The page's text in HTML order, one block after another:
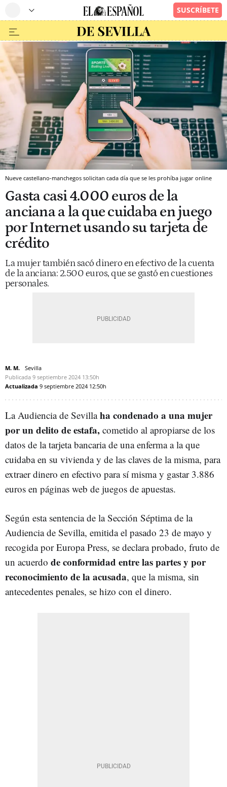
Nueve castellano-manchegos solicitan cada día que se les prohíba jugar online
Gasta casi 4.000 euros de la
anciana a la que cuidaba en juego
por Internet usando su tarjeta de
crédito
La mujer también sacó dinero en efectivo de la cuenta
de la anciana: 2.500 euros, que se gastó en cuestiones
personales.
M. M.
Sevilla
Publicada 9 septiembre 2024 13:50h
Actualizada 9 septiembre 2024 12:50h
La Audiencia de Sevillaha condenado a una mujer
por un delito de estafa, cometido al apropiarse de los
datos de la tarjeta bancaria de una enferma a la que
cuidaba en su vivienda y de las claves de la misma, para
extraer dinero en efectivo para sí misma y gastar 3.886
euros en páginas web de juegos de apuestas.
Según esta sentencia de la Sección Séptima de la
Audiencia de Sevilla, emitida el pasado 23 de mayo y
recogida por Europa Press, se declara probado, fruto de
un acuerdo de conformidad entre las partes y por
reconocimiento de la acusada, que la misma, sin
antecedentes penales, se hizo con el dinero.